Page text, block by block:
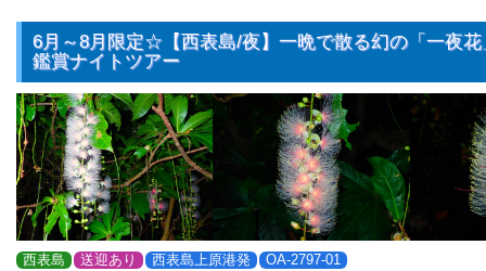
6月～8月限定☆【西表島/夜】一晩で散る幻の「一夜花
鑑賞ナイトツアー
西表島 送迎あり 西表島上原港発 OA-2797-01